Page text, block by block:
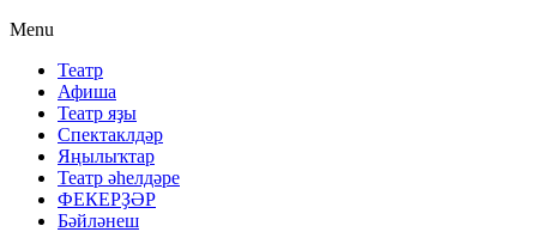
Menu
Театр
Афиша
Театр яҙы
Спектаклдәр
Яңылыҡтар
Театр әһелдәре
ФЕКЕРҘӘР
Бәйләнеш